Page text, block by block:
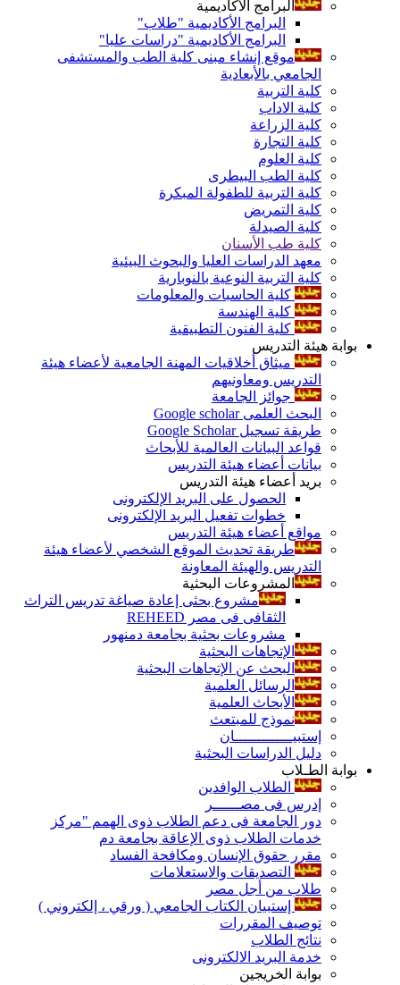
البرامج الأكاديمية
البرامج الأكاديمية "طلاب"
البرامج الأكاديمية "دراسات عليا"
موقع إنشاء مبنى كلية الطب والمستشفى
الجامعي بالأبعادية
كلية التربية
كلية الاداب
كلية الزراعة
كلية التجارة
كلية العلوم
كلية الطب البيطرى
كلية التربية للطفولة المبكرة
كلية التمريض
كلية الصيدلة
كلية طب الأسنان
معهد الدراسات العليا والبحوث البيئية
كلية التربية النوعية بالنوبارية
كلية الحاسبات والمعلومات
كلية الهندسة
كلية الفنون التطبيقية
بوابة هيئة التدريس
ميثاق أخلاقيات المهنة الجامعية لأعضاء هيئة
التدريس ومعاونيهم
جوائز الجامعة
البحث العلمى Google scholar
طريقة تسجيل Google Scholar
قواعد البيانات العالمية للأبحاث
بيانات أعضاء هيئة التدريس
بريد أعضاء هيئة التدريس
الحصول على البريد الإلكترونى
خطوات تفعيل البريد الإلكترونى
مواقع أعضاء هيئة التدريس
طريقة تحديث الموقع الشخصي لأعضاء هيئة
التدريس والهيئة المعاونة
المشروعات البحثية
مشروع بحثى إعادة صياغة تدريس التراث
الثقافى فى مصر REHEED
مشروعات بحثية بجامعة دمنهور
الإتجاهات البحثية
البحث عن الإتجاهات البحثية
الرسائل العلمية
الأبحاث العلمية
نموذج للمبتعث
إستبيـــــــــــــان
دليل الدراسات البحثية
بوابة الطـلاب
الطلاب الوافدين
إدرس فى مصــــــر
دور الجامعة فى دعم الطلاب ذوى الهمم "مركز
خدمات الطلاب ذوى الإعاقة بجامعة دم
مقرر حقوق الإنسان ومكافحة الفساد
التصديقات والاستعلامات
طلاب من أجل مصر
إستبيان الكتاب الجامعي ( ورقي ، إلكتروني )
توصيف المقررات
نتائج الطلاب
خدمة البريد الالكترونى
بوابة الخريجين